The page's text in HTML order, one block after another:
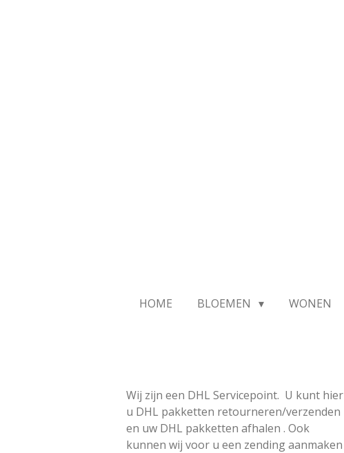
HOME BLOEMEN WONEN
Wij zijn een DHL Servicepoint. U kunt hier
u DHL pakketten retourneren/verzenden
en uw DHL pakketten afhalen . Ook
kunnen wij voor u een zending aanmaken